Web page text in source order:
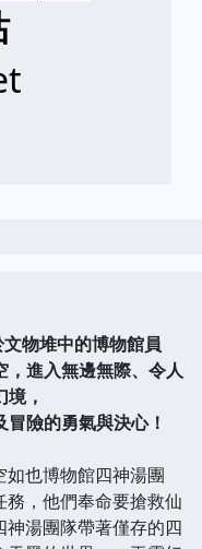
物堆中的博物館員
，進入無邊無際、令人
，
險的勇氣與決心！
也博物館四神湯團
，他們奉命要搶救仙
湯團隊帶著僅存的四